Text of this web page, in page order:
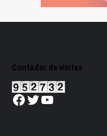
Contador de visitas
Facebook
Twitter
YouTube